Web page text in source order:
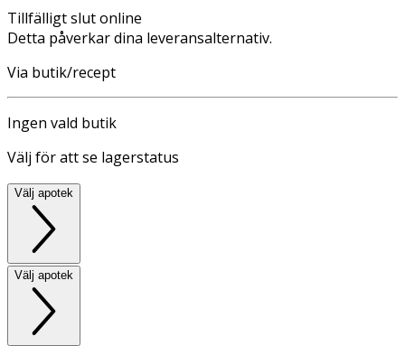
Tillfälligt slut online
Detta påverkar dina leveransalternativ.
Via butik/recept
Ingen vald butik
Välj för att se lagerstatus
Välj apotek
Välj apotek